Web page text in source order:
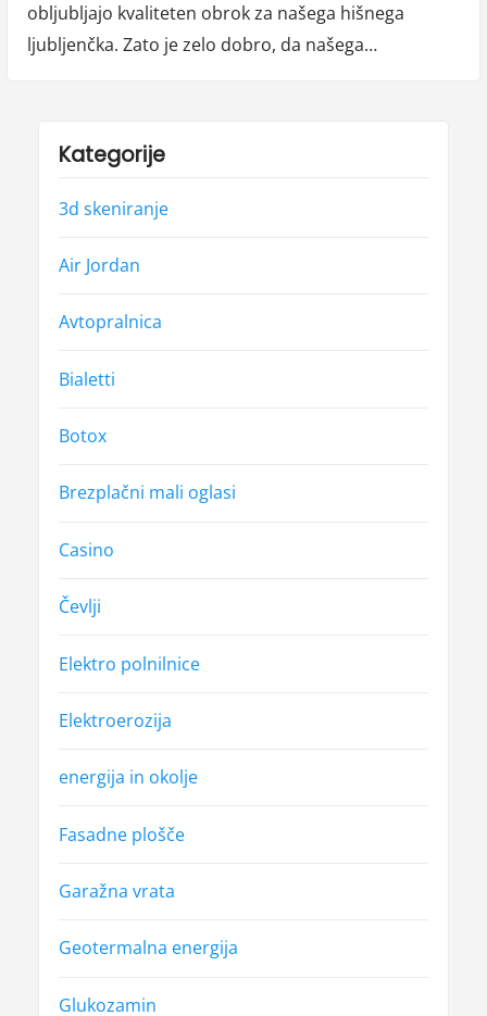
obljubljajo kvaliteten obrok za našega hišnega
ljubljenčka. Zato je zelo dobro, da našega…
Kategorije
3d skeniranje
Air Jordan
Avtopralnica
Bialetti
Botox
Brezplačni mali oglasi
Casino
Čevlji
Elektro polnilnice
Elektroerozija
energija in okolje
Fasadne plošče
Garažna vrata
Geotermalna energija
Glukozamin